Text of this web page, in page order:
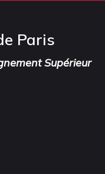
Paris
Supérieur